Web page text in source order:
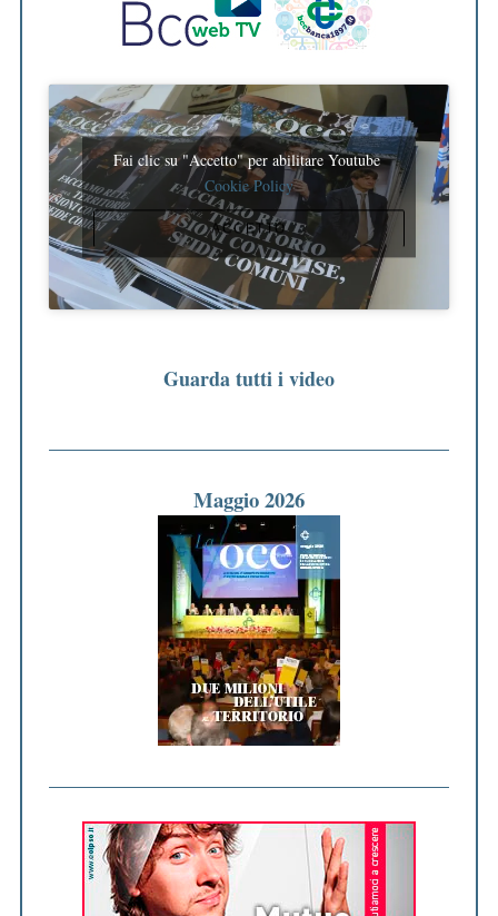
Fai clic su "Accetto" per abilitare Youtube
Cookie Policy
ACCETTO
Guarda tutti i video
Maggio 2026